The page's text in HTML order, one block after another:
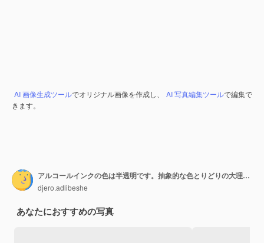
AI 画像生成ツールでオリジナル画像を作成し、 AI 写真編集ツールで編集で
きます。
アルコールインクの色は半透明です。抽象的な色とりどりの大理石のテクスチャの背景。ラッピングペーパー、壁紙をデザインします。アクリル絵の具を混ぜる。現代の流体アート。アルコールインクパターン
djero.adlibeshe
あなたにおすすめの写真